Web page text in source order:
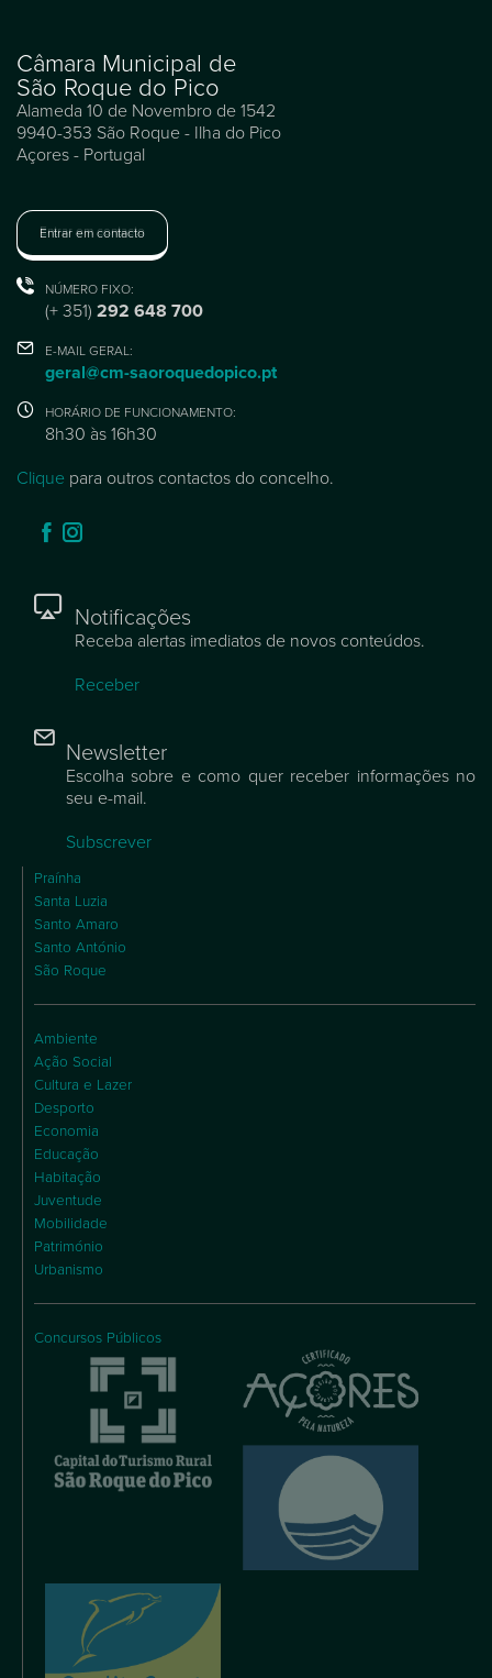
Câmara Municipal de
São Roque do Pico
Alameda 10 de Novembro de 1542
9940-353 São Roque - Ilha do Pico
Açores - Portugal
Entrar em contacto
NÚMERO FIXO:
(+ 351) 292 648 700
E-MAIL GERAL:
geral@cm-saoroquedopico.pt
HORÁRIO DE FUNCIONAMENTO:
8h30 às 16h30
Clique para outros contactos do concelho.
Notificações
Receba alertas imediatos de novos conteúdos.
Receber
Newsletter
Escolha sobre e como quer receber informações no
seu e-mail.
Subscrever
Praínha
Santa Luzia
Santo Amaro
Santo António
São Roque
Ambiente
Ação Social
Cultura e Lazer
Desporto
Economia
Educação
Habitação
Juventude
Mobilidade
Património
Urbanismo
Concursos Públicos